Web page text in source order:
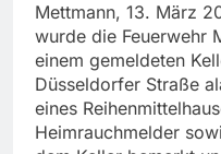
Mettmann, 13. März
wurde die Feuerwehr
einem gemeldeten
Düsseldorfer Straße
eines
Heimrauchmelder